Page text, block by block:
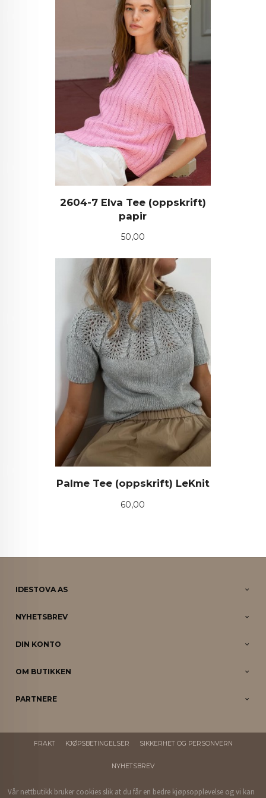
2604-7 Elva Tee (oppskrift)
papir
Pris
50,00
Palme Tee (oppskrift) LeKnit
Pris
60,00
IDESTOVA AS
NYHETSBREV
DIN KONTO
OM BUTIKKEN
PARTNERE
FRAKT KJØPSBETINGELSER SIKKERHET OG PERSONVERN
NYHETSBREV
Vår nettbutikk bruker cookies slik at du får en bedre kjøpsopplevelse og vi kan